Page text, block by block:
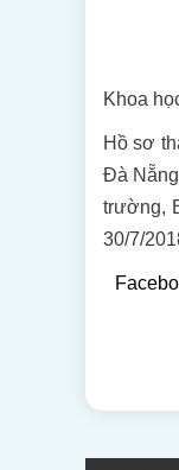
Khoa
Hồ sơ
Đà
trường,
30/7/